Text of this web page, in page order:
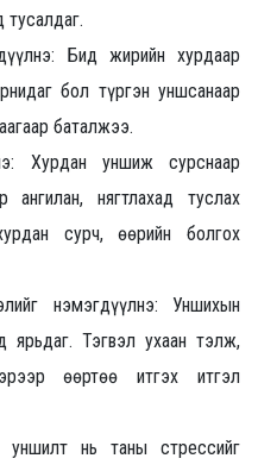
тусалдаг.
Бид жирийн хурдаар
бол түргэн уншсанаар
баталжээ.
Хурдан уншиж сурснаар
нягтлахад туслах
сурч, өөрийн болгох
нэмэгдүүлнэ: Уншихын
Тэгвэл ухаан тэлж,
өөртөө итгэх итгэл
уншилт нь таны стрессийг